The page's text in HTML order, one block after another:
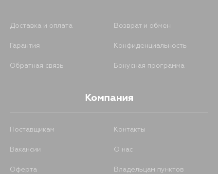
Доставка и оплата Возврат и обмен
Гарантия Конфиденциальность
Обратная связь Бонусная программа
Компания
Поставщикам Контакты
Вакансии О нас
Оферта
Владельцам пунктов